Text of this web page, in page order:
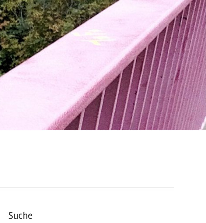
Suche